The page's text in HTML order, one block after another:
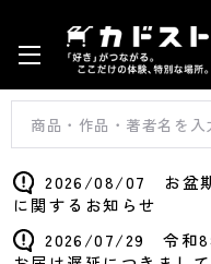
2026/08/07 お盆期
に関するお知らせ
2026/07/29 令和8